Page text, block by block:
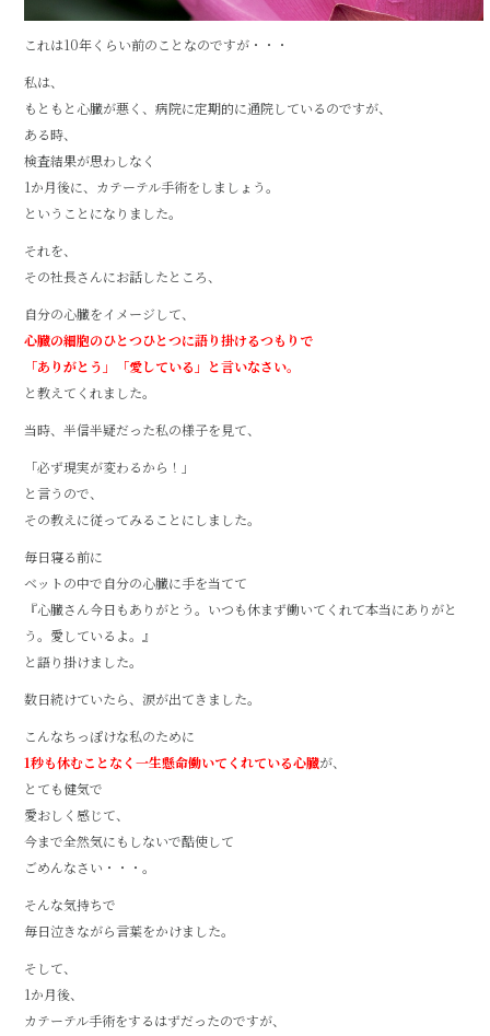
これは10年くらい前のことなのですが・・・
私は、
もともと心臓が悪く、病院に定期的に通院しているのですが、
ある時、
検査結果が思わしなく
1か月後に、カテーテル手術をしましょう。
ということになりました。
それを、
その社長さんにお話したところ、
自分の心臓をイメージして、
心臓の細胞のひとつひとつに語り掛けるつもりで
「ありがとう」「愛している」と言いなさい。
と教えてくれました。
当時、半信半疑だった私の様子を見て、
「必ず現実が変わるから！」
と言うので、
その教えに従ってみることにしました。
毎日寝る前に
ベットの中で自分の心臓に手を当てて
『心臓さん今日もありがとう。いつも休まず働いてくれて本当にありがと
う。愛しているよ。』
と語り掛けました。
数日続けていたら、涙が出てきました。
こんなちっぽけな私のために
1秒も休むことなく一生懸命働いてくれている心臓が、
とても健気で
愛おしく感じて、
今まで全然気にもしないで酷使して
ごめんなさい・・・。
そんな気持ちで
毎日泣きながら言葉をかけました。
そして、
1か月後、
カテーテル手術をするはずだったのですが、